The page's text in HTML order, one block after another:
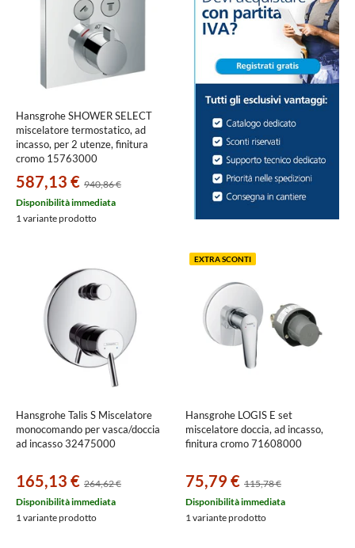
Hansgrohe SHOWER SELECT
miscelatore termostatico, ad
incasso, per 2 utenze, finitura
cromo 15763000
587,13 € 940,86 €
Disponibilità immediata
1 variante prodotto
Hansgrohe Talis S Miscelatore
monocomando per vasca/doccia
ad incasso 32475000
165,13 € 264,62 €
Disponibilità immediata
1 variante prodotto
EXTRA SCONTI
Hansgrohe LOGIS E set
miscelatore doccia, ad incasso,
finitura cromo 71608000
75,79 € 115,78 €
Disponibilità immediata
1 variante prodotto